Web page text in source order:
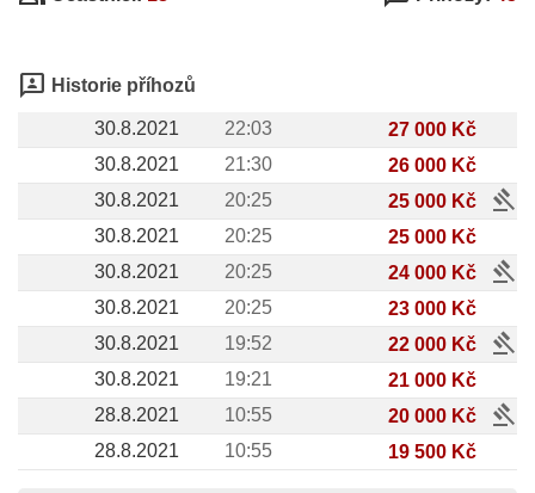
3p Historie příhozů
30.8.2021 22:03
27 000 Kč
30.8.2021
21:30
26 000 Kč
30.8.2021
20:25 25 000 Kč gavel
30.8.2021 20:25
25 000 Kč
30.8.2021
20:25 24 000 Kč gavel
30.8.2021 20:25
23 000 Kč
30.8.2021
19:52 22 000 Kč gavel
30.8.2021 19:21
21 000 Kč
28.8.2021
10:55 20 000 Kč gavel
28.8.2021 10:55 19 500 Kč